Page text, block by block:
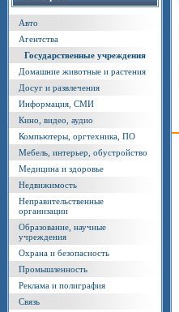
Авто
Агентства
Государственные учреждения
Домашние животные и растения
Досуг и развлечения
Информация, СМИ
Кино, видео, аудио
Компьютеры, оргтехника, ПО
Мебель, интерьер, обустройство
Медицина и здоровье
Недвижимость
Неправительственные
организации
Образование, научные
учреждения
Охрана и безопасность
Промышленность
Реклама и полиграфия
Связь